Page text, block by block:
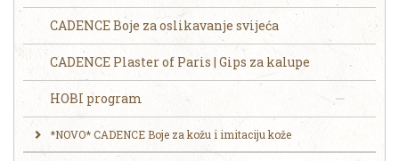
CADENCE Boje za oslikavanje svijeća
CADENCE Plaster of Paris | Gips za kalupe
HOBI program
*NOVO* CADENCE Boje za kožu i imitaciju kože